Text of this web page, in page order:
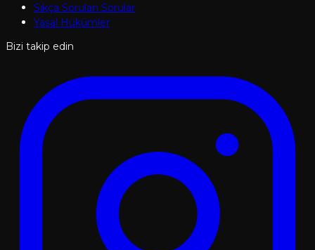
Sıkça Sorulan Sorular
Yasal Hükümler
Bizi takip edin